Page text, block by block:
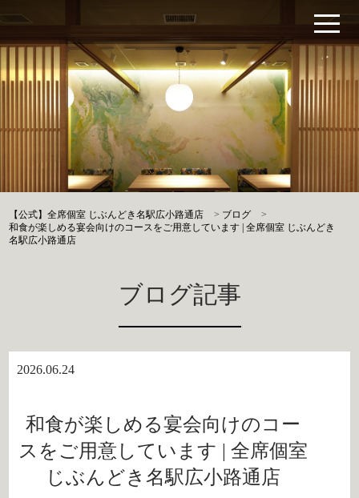
【公式】全席個室 じぶんどき名駅広小路通店 > ブログ
>
和食が楽しめる宴会向けのコースをご用意しています | 全席個室 じぶんどき
名駅広小路通店
ブログ記事
2026.06.24
和食が楽しめる宴会向けのコー
スをご用意しています | 全席個室
じぶんどき名駅広小路通店